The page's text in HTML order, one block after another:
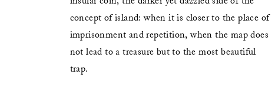
concept of island: when it is closer to the place of
imprisonment and repetition, when the map does
not lead to a treasure but to the most beautiful
trap.